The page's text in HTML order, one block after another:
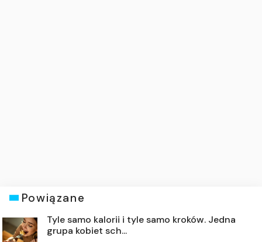
Powiązane
Tyle samo kalorii i tyle samo kroków. Jedna
grupa kobiet sch...